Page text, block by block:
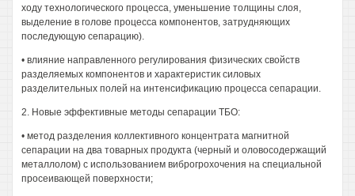
ходу технологического процесса, уменьшение толщины слоя,
выделение в голове процесса компонентов, затрудняющих
последующую сепарацию).
• влияние направленного регулирования физических свойств
разделяемых компонентов и характеристик силовых
разделительных полей на интенсификацию процесса сепарации.
2. Новые эффективные методы сепарации ТБО:
• метод разделения коллективного концентрата магнитной
сепарации на два товарных продукта (черный и оловосодержащий
металлолом) с использованием виброгрохочения на специальной
просеивающей поверхности;